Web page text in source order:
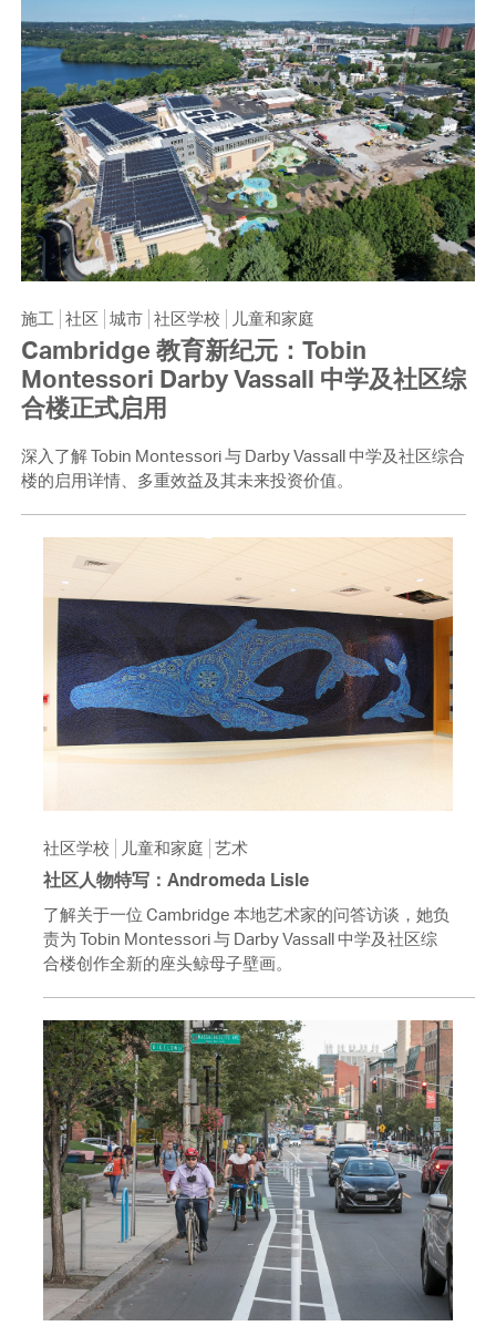
施工 社区 城市 社区学校 儿童和家庭
Cambridge 教育新纪元：Tobin
Montessori Darby Vassall 中学及社区综
合楼正式启用
深入了解 Tobin Montessori 与 Darby Vassall 中学及社区综合
楼的启用详情、多重效益及其未来投资价值。
社区学校 儿童和家庭 艺术
社区人物特写：Andromeda Lisle
了解关于一位 Cambridge 本地艺术家的问答访谈，她负
责为 Tobin Montessori 与 Darby Vassall 中学及社区综
合楼创作全新的座头鲸母子壁画。